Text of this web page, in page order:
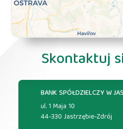
Skontaktuj
BANK SPÓŁDZIELCZY W
ul. 1 Maja 10
44-330 Jastrzębie-Zdrój